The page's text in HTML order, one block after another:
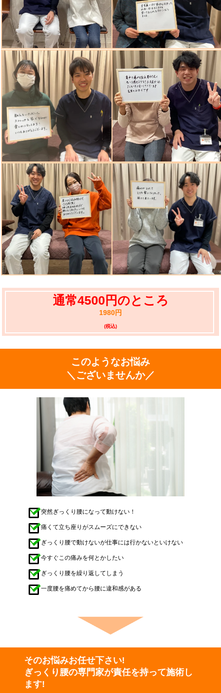
通常4500円のところ
1980円
(税込)
このようなお悩み
＼ございませんか／
突然ぎっくり腰になって動けない！
痛くて立ち座りがスムーズにできない
ぎっくり腰で動けないが仕事には行かないといけない
今すぐこの痛みを何とかしたい
ぎっくり腰を繰り返してしまう
一度腰を痛めてから腰に違和感がある
そのお悩みお任せ下さい!
ぎっくり腰の専門家が責任を持って施術し
ます!